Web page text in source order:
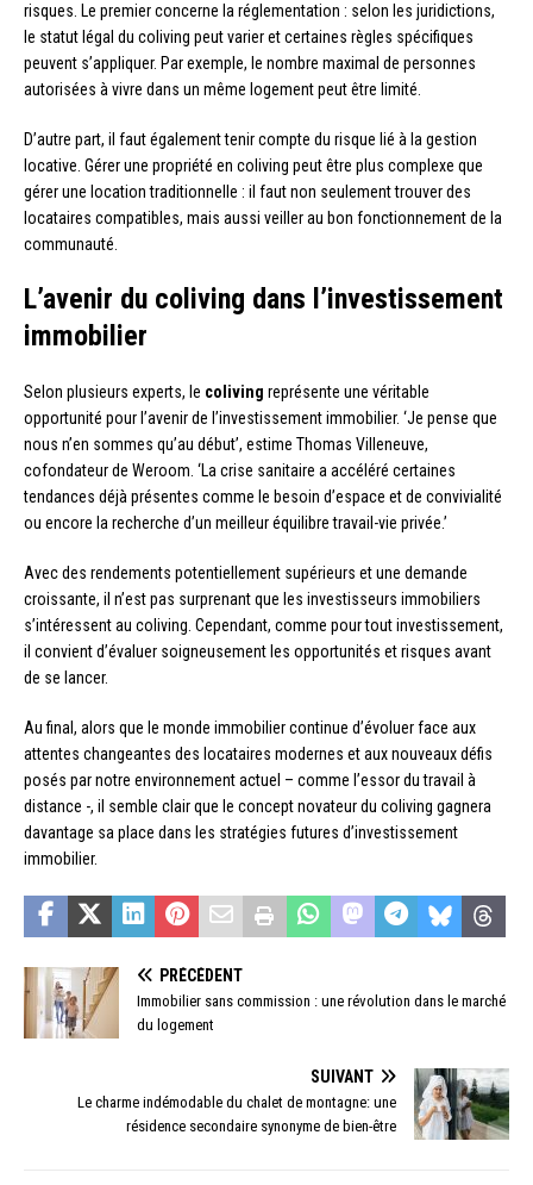
risques. Le premier concerne la réglementation : selon les juridictions,
le statut légal du coliving peut varier et certaines règles spécifiques
peuvent s’appliquer. Par exemple, le nombre maximal de personnes
autorisées à vivre dans un même logement peut être limité.
D’autre part, il faut également tenir compte du risque lié à la gestion
locative. Gérer une propriété en coliving peut être plus complexe que
gérer une location traditionnelle : il faut non seulement trouver des
locataires compatibles, mais aussi veiller au bon fonctionnement de la
communauté.
L’avenir du coliving dans l’investissement
immobilier
Selon plusieurs experts, le coliving représente une véritable
opportunité pour l’avenir de l’investissement immobilier. ‘Je pense que
nous n’en sommes qu’au début’, estime Thomas Villeneuve,
cofondateur de Weroom. ‘La crise sanitaire a accéléré certaines
tendances déjà présentes comme le besoin d’espace et de convivialité
ou encore la recherche d’un meilleur équilibre travail-vie privée.’
Avec des rendements potentiellement supérieurs et une demande
croissante, il n’est pas surprenant que les investisseurs immobiliers
s’intéressent au coliving. Cependant, comme pour tout investissement,
il convient d’évaluer soigneusement les opportunités et risques avant
de se lancer.
Au final, alors que le monde immobilier continue d’évoluer face aux
attentes changeantes des locataires modernes et aux nouveaux défis
posés par notre environnement actuel – comme l’essor du travail à
distance -, il semble clair que le concept novateur du coliving gagnera
davantage sa place dans les stratégies futures d’investissement
immobilier.
PRÉCÉDENT
Immobilier sans commission : une révolution dans le marché
du logement
SUIVANT
Le charme indémodable du chalet de montagne: une
résidence secondaire synonyme de bien-être